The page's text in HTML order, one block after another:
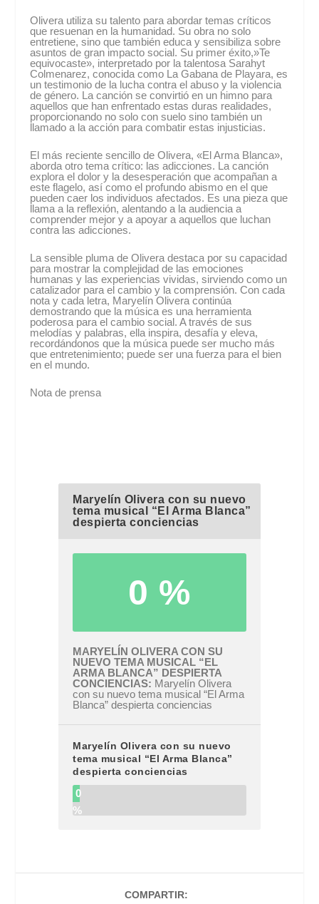
Olivera utiliza su talento para abordar temas críticos
que resuenan en la humanidad. Su obra no solo
entretiene, sino que también educa y sensibiliza sobre
asuntos de gran impacto social. Su primer éxito,»Te
equivocaste», interpretado por la talentosa Sarahyt
Colmenarez, conocida como La Gabana de Playara, es
un testimonio de la lucha contra el abuso y la violencia
de género. La canción se convirtió en un himno para
aquellos que han enfrentado estas duras realidades,
proporcionando no solo con suelo sino también un
llamado a la acción para combatir estas injusticias.
El más reciente sencillo de Olivera, «El Arma Blanca»,
aborda otro tema crítico: las adicciones. La canción
explora el dolor y la desesperación que acompañan a
este flagelo, así como el profundo abismo en el que
pueden caer los individuos afectados. Es una pieza que
llama a la reflexión, alentando a la audiencia a
comprender mejor y a apoyar a aquellos que luchan
contra las adicciones.
La sensible pluma de Olivera destaca por su capacidad
para mostrar la complejidad de las emociones
humanas y las experiencias vividas, sirviendo como un
catalizador para el cambio y la comprensión. Con cada
nota y cada letra, Maryelín Olivera continúa
demostrando que la música es una herramienta
poderosa para el cambio social. A través de sus
melodías y palabras, ella inspira, desafía y eleva,
recordándonos que la música puede ser mucho más
que entretenimiento; puede ser una fuerza para el bien
en el mundo.
Nota de prensa
Maryelín Olivera con su nuevo
tema musical “El Arma Blanca”
despierta conciencias
0 %
MARYELÍN OLIVERA CON SU
NUEVO TEMA MUSICAL “EL
ARMA BLANCA” DESPIERTA
CONCIENCIAS Maryelín Olivera
con su nuevo tema musical “El Arma
Blanca” despierta conciencias
Maryelín Olivera con su nuevo
tema musical “El Arma Blanca”
despierta conciencias
0
%
COMPARTIR: